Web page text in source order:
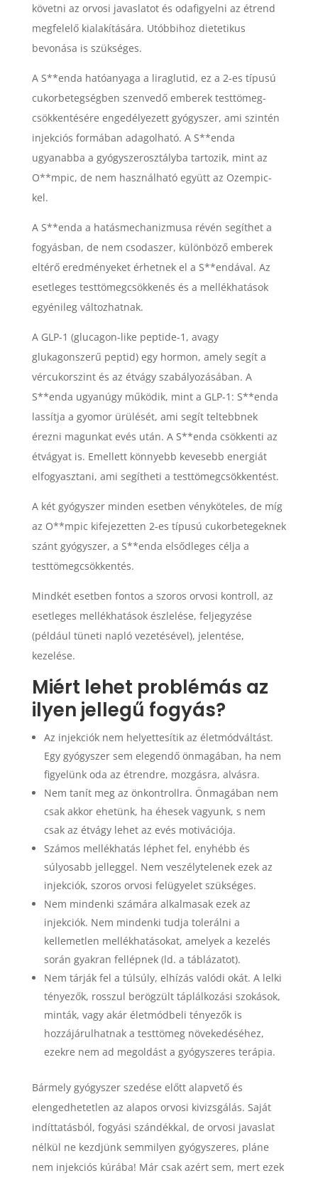
követni az orvosi javaslatot és odafigyelni az étrend
megfelelő kialakítására. Utóbbihoz dietetikus
bevonása is szükséges.
A S**enda hatóanyaga a liraglutid, ez a 2-es típusú
cukorbetegségben szenvedő emberek testtömeg-
csökkentésére engedélyezett gyógyszer, ami szintén
injekciós formában adagolható. A S**enda
ugyanabba a gyógyszerosztályba tartozik, mint az
O**mpic, de nem használható együtt az Ozempic-
kel.
A S**enda a hatásmechanizmusa révén segíthet a
fogyásban, de nem csodaszer, különböző emberek
eltérő eredményeket érhetnek el a S**endával. Az
esetleges testtömegcsökkenés és a mellékhatások
egyénileg változhatnak.
A GLP-1 (glucagon-like peptide-1, avagy
glukagonszerű peptid) egy hormon, amely segít a
vércukorszint és az étvágy szabályozásában. A
S**enda ugyanúgy működik, mint a GLP-1: S**enda
lassítja a gyomor ürülését, ami segít teltebbnek
érezni magunkat evés után. A S**enda csökkenti az
étvágyat is. Emellett könnyebb kevesebb energiát
elfogyasztani, ami segítheti a testtömegcsökkentést.
A két gyógyszer minden esetben vényköteles, de míg
az O**mpic kifejezetten 2-es típusú cukorbetegeknek
szánt gyógyszer, a S**enda elsődleges célja a
testtömegcsökkentés.
Mindkét esetben fontos a szoros orvosi kontroll, az
esetleges mellékhatások észlelése, feljegyzése
(például tüneti napló vezetésével), jelentése,
kezelése.
Miért lehet problémás az
ilyen jellegű fogyás?
Az injekciók nem helyettesítik az életmódváltást.
Egy gyógyszer sem elegendő önmagában, ha nem
figyelünk oda az étrendre, mozgásra, alvásra.
Nem tanít meg az önkontrollra. Önmagában nem
csak akkor ehetünk, ha éhesek vagyunk, s nem
csak az étvágy lehet az evés motivációja.
Számos mellékhatás léphet fel, enyhébb és
súlyosabb jelleggel. Nem veszélytelenek ezek az
injekciók, szoros orvosi felügyelet szükséges.
Nem mindenki számára alkalmasak ezek az
injekciók. Nem mindenki tudja tolerálni a
kellemetlen mellékhatásokat, amelyek a kezelés
során gyakran fellépnek (ld. a táblázatot).
Nem tárják fel a túlsúly, elhízás valódi okát. A lelki
tényezők, rosszul berögzült táplálkozási szokások,
minták, vagy akár életmódbeli tényezők is
hozzájárulhatnak a testtömeg növekedéséhez,
ezekre nem ad megoldást a gyógyszeres terápia.
Bármely gyógyszer szedése előtt alapvető és
elengedhetetlen az alapos orvosi kivizsgálás. Saját
indíttatásból, fogyási szándékkal, de orvosi javaslat
nélkül ne kezdjünk semmilyen gyógyszeres, pláne
nem injekciós kúrába! Már csak azért sem, mert ezek